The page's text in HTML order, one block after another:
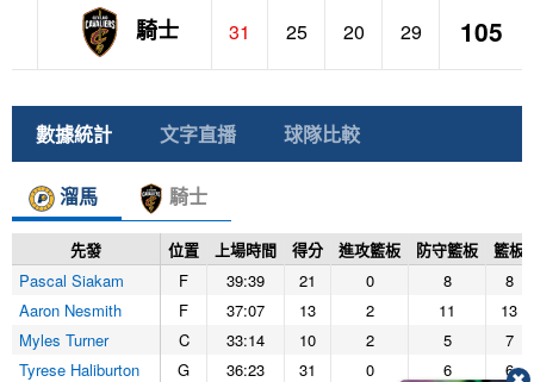
騎士 31 25 20 29 105
數據統計 文字直播 球隊比較
溜馬 騎士
先發 位置 上場時間 得分 進攻籃板 防守籃板
籃板
Pascal Siakam
F 39:39 21 0 8
8
Aaron Nesmith
F 37:07 13 2 11
13
Myles Turner
C 33:14 10 2 5
7
Tyrese Haliburton
G 36:23 31 0 6
6